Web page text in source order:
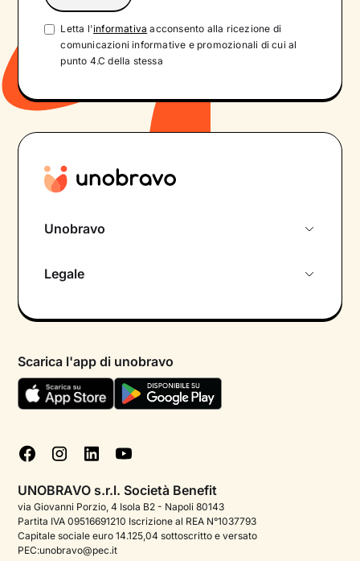
Letta l'informativa acconsento alla ricezione di
comunicazioni informative e promozionali di cui al
punto 4.C della stessa
Unobravo
Psicologo in chat
Aiuto urgente
FAQ
Podcast di psicologia
Corporate
Legale
Termini e condizioni
Informativa Privacy
Cookie policy
Gestisci cookie
Scarica l'app di unobravo
UNOBRAVO s.r.l. Società Benefit
via Giovanni Porzio, 4 Isola B2 - Napoli 80143
Partita IVA 09516691210 Iscrizione al REA N°1037793
Capitale sociale euro 14.125,04 sottoscritto e versato
PEC:unobravo@pec.it